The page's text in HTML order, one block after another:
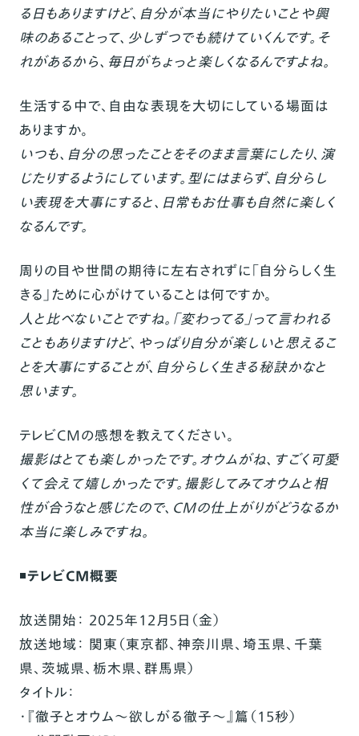
る日もありますけど、自分が本当にやりたいことや興
味のあることって、少しずつでも続けていくんです。そ
れがあるから、毎日がちょっと楽しくなるんですよね。
生活する中で、自由な表現を大切にしている場面は
ありますか。
いつも、自分の思ったことをそのまま言葉にしたり、演
じたりするようにしています。型にはまらず、自分らし
い表現を大事にすると、日常もお仕事も自然に楽しく
なるんです。
周りの目や世間の期待に左右されずに「自分らしく生
きる」ために心がけていることは何ですか。
人と比べないことですね。「変わってる」って言われる
こともありますけど、やっぱり自分が楽しいと思えるこ
とを大事にすることが、自分らしく生きる秘訣かなと
思います。
テレビCMの感想を教えてください。
撮影はとても楽しかったです。オウムがね、すごく可愛
くて会えて嬉しかったです。撮影してみてオウムと相
性が合うなと感じたので、CMの仕上がりがどうなるか
本当に楽しみですね。
◾️テレビCM概要
放送開始： 2025年12月5日（金）
放送地域： 関東（東京都、神奈川県、埼玉県、千葉
県、茨城県、栃木県、群馬県）
タイトル：
・『徹子とオウム～欲しがる徹子～』篇（15秒）